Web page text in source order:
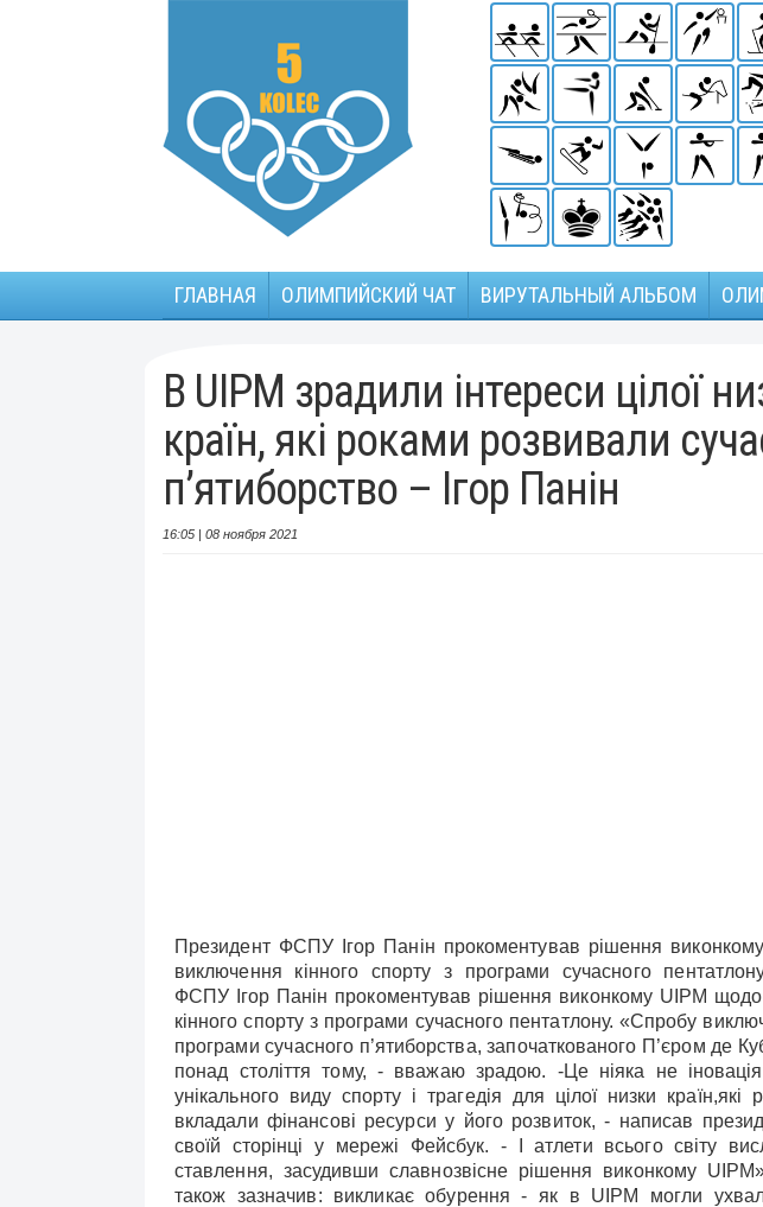
ГЛАВНАЯ ОЛИМПИЙСКИЙ ЧАТ ВИРУТАЛЬНЫЙ АЛЬБОМ
В UIPM зрадили інтереси цілої
країн, які роками розвивали
п’ятиборство – Ігор Панін
16:05 | 08 ноября 2021
Президент ФСПУ Ігор Панін прокоментував рішення
виключення кінного спорту з програми сучасного
ФСПУ Ігор Панін прокоментував рішення виконкому UIPM
кінного спорту з програми сучасного пентатлону. «Спробу
програми сучасного п’ятиборства, започаткованого П’єром де
понад століття тому, - вважаю зрадою. -Це ніяка не
унікального виду спорту і трагедія для цілої низки країн,які
вкладали фінансові ресурси у його розвиток, - написав
своїй сторінці у мережі Фейсбук. - І атлети всього світу
ставлення, засудивши славнозвісне рішення виконкому
також зазначив: викликає обурення - як в UIPM могли